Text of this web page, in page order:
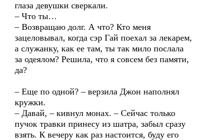
глаза девушки сверкали.
– Что ты…
– Возвращаю долг. А что? Кто меня
зацеловывал, когда сэр Гай поехал за лекарем,
а служанку, как ее там, ты так мило послала
за одеялом? Решила, что я совсем без памяти,
да?
– Еще по одной? – верзила Джон наполнял
кружки.
– Давай, – кивнул монах. – Сейчас только
пучок травки принесу из шатра, забыл сразу
взять. К вечеру как раз настоится, буду его